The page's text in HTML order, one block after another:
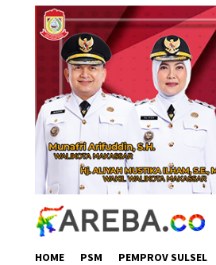
HOME PSM PEMPROV SULSEL